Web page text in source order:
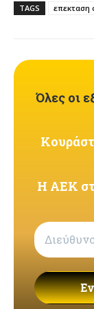
TAGS επεκταση